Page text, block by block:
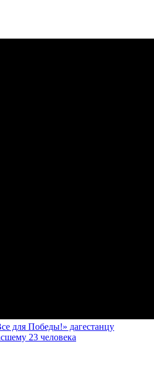
для Победы!» дагестанцу
23 человека